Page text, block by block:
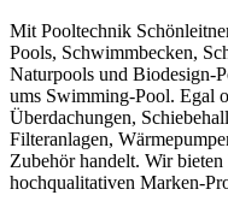
Mit Pooltechnik
Pools, Schwimmbecken,
Naturpools und Biodesign-
ums Swimming-Pool. Egal
Überdachungen,
Filteranlagen,
Zubehör handelt. Wir
hochqualitativen Marken-